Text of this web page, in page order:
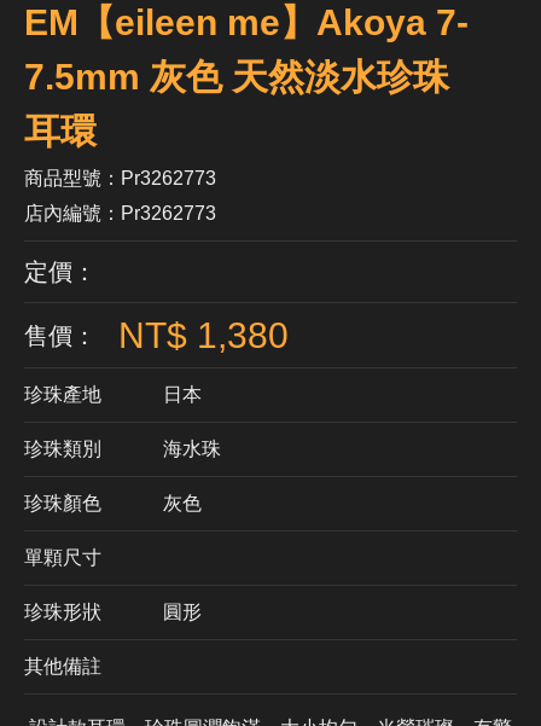
EM【eileen me】Akoya 7-
7.5mm 灰色 天然淡水珍珠
耳環
商品型號：Pr3262773
店內編號：Pr3262773
定價：
售價： NT$ 1,380
珍珠產地 日本
珍珠類別 海水珠
珍珠顏色 ​灰色
單顆尺寸
珍珠形狀 圓形
其他備註